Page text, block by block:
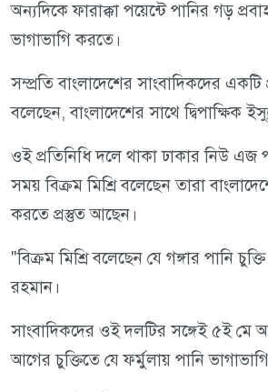
অন্যদিকে ফারাক্কা পয়েন্টে পানির গড়
ভাগাভাগি করতে।
সম্প্রতি বাংলাদেশের সাংবাদিকদের
বলেছেন, বাংলাদেশের সাথে দ্বিপাক্ষিক
ওই প্রতিনিধি দলে থাকা ঢাকার নিউ এজ
সময় বিক্রম মিশ্রি বলেছেন তারা
করতে প্রস্তুত আছেন।
"বিক্রম মিশ্রি বলেছেন যে গঙ্গার পানি
রহমান।
সাংবাদিকদের ওই দলটির সঙ্গেই ৫ই মে
আগের চুক্তিতে যে ফর্মুলায় পানি